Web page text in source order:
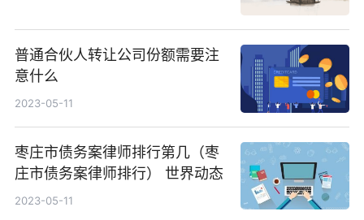
普通合伙人转让公司份额需要注
意什么
2023-05-11
枣庄市债务案律师排行第几（枣
庄市债务案律师排行） 世界动态
2023-05-11